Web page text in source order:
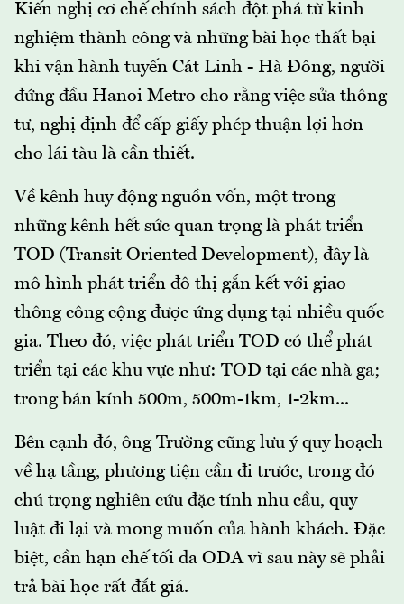
Kiến nghị cơ chế chính sách đột phá từ kinh
nghiệm thành công và những bài học thất bại
khi vận hành tuyến Cát Linh - Hà Đông, người
đứng đầu Hanoi Metro cho rằng việc sửa thông
tư, nghị định để cấp giấy phép thuận lợi hơn
cho lái tàu là cần thiết.
Về kênh huy động nguồn vốn, một trong
những kênh hết sức quan trọng là phát triển
TOD (Transit Oriented Development), đây là
mô hình phát triển đô thị gắn kết với giao
thông công cộng được ứng dụng tại nhiều quốc
gia. Theo đó, việc phát triển TOD có thể phát
triển tại các khu vực như: TOD tại các nhà ga;
trong bán kính 500m, 500m-1km, 1-2km...
Bên cạnh đó, ông Trường cũng lưu ý quy hoạch
về hạ tầng, phương tiện cần đi trước, trong đó
chú trọng nghiên cứu đặc tính nhu cầu, quy
luật đi lại và mong muốn của hành khách. Đặc
biệt, cần hạn chế tối đa ODA vì sau này sẽ phải
trả bài học rất đắt giá.